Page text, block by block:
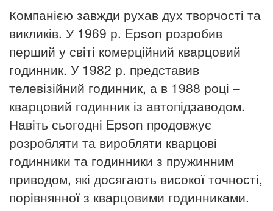
Компанією завжди рухав дух творчості та
викликів. У 1969 р. Epson розробив
перший у світі комерційний кварцовий
годинник. У 1982 р. представив
телевізійний годинник, а в 1988 році –
кварцовий годинник із автопідзаводом.
Навіть сьогодні Epson продовжує
розробляти та виробляти кварцові
годинники та годинники з пружинним
приводом, які досягають високої точності,
порівнянної з кварцовими годинниками.